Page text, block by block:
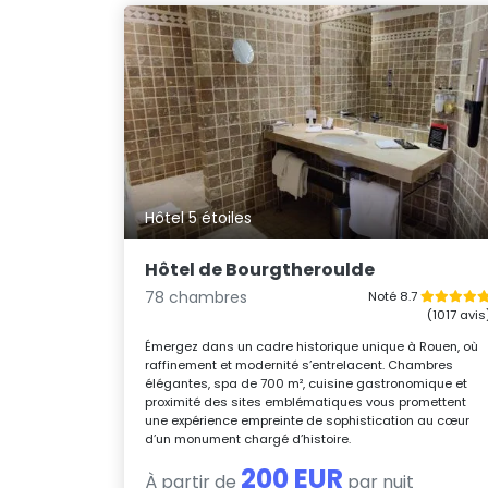
Hôtel 5 étoiles
Hôtel de Bourgtheroulde
78 chambres
Noté 8.7
(1017
Émergez dans un cadre historique unique à Rouen, où
raffinement et modernité s’entrelacent. Chambres
élégantes, spa de 700 m², cuisine gastronomique et
proximité des sites emblématiques vous promettent
une expérience empreinte de sophistication au cœur
d’un monument chargé d’histoire.
À partir de 200 EUR par nuit